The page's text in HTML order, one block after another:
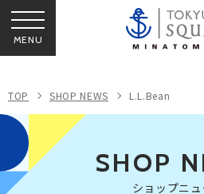
MENU
TOP SHOP NEWS L.L.Bean
SHOP
ショップニ